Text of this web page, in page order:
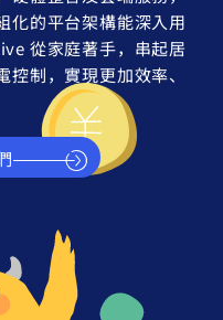
化的平台架構能深入用
從家庭著手，串起居
制，實現更加效率、